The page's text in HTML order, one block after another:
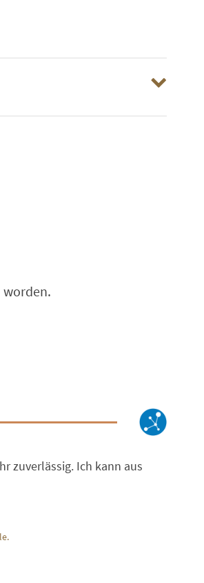
worden.
zuverlässig. Ich kann aus